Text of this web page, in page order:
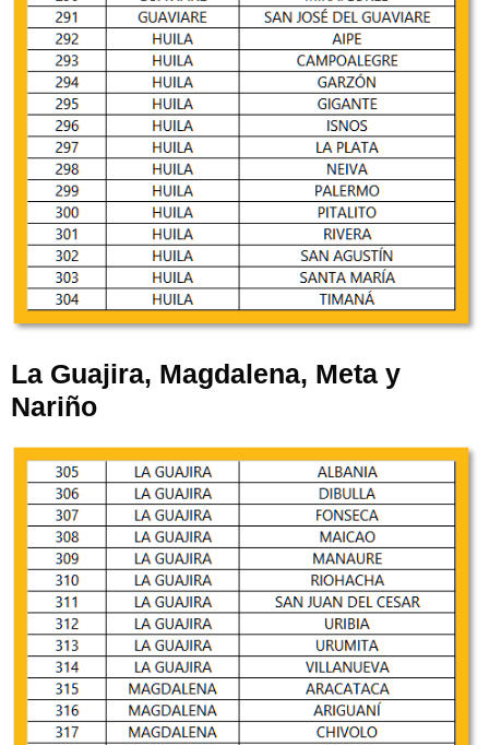
La Guajira, Magdalena, Meta y
Nariño